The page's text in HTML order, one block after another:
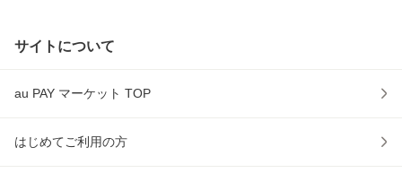
サイトについて
au PAY マーケット TOP
はじめてご利用の方